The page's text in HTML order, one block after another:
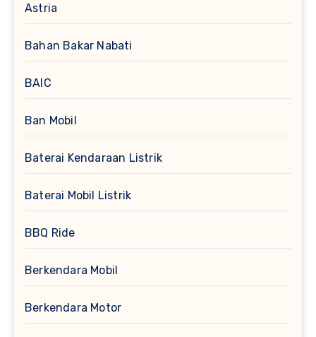
Astria
Bahan Bakar Nabati
BAIC
Ban Mobil
Baterai Kendaraan Listrik
Baterai Mobil Listrik
BBQ Ride
Berkendara Mobil
Berkendara Motor